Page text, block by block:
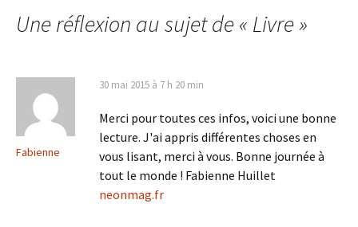
Une réflexion au sujet de « Livre»
Fabienne
30 mai 2015 à 7 h 20 min
Merci pour toutes ces infos, voici une bonne
lecture. J'ai appris différentes choses en
vous lisant, merci à vous. Bonne journée à
tout le monde ! Fabienne Huillet
neonmag.fr